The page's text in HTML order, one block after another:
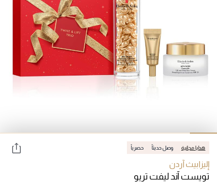
هدايا مجانية وصل حديثاً حصرياً
إليزابيث آردن
تويست آند ليفت تريو